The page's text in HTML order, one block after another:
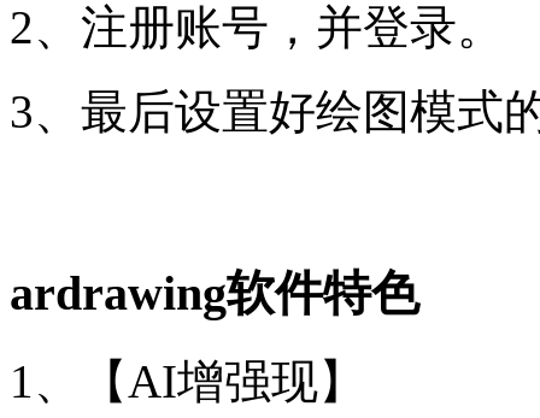
2、注册账号，并登录。
3、最后设置好绘图模式
ardrawing软件特色
1、【AI增强现】